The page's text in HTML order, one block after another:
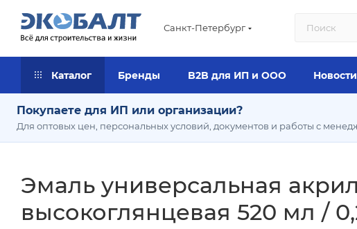
Санкт-Петербург
Каталог Бренды B2B для ИП и ООО Новости
Покупаете для ИП или организации?
Для оптовых цен, персональных условий, документов и работы с
Эмаль универсальная
высокоглянцевая 520 мл /